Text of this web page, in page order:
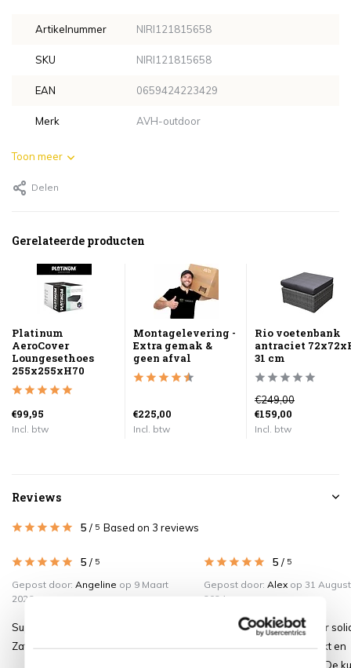
Artikelnummer NIRI121815658
SKU NIRI121815658
EAN 0659424223429
Merk AVH-outdoor
Toon meer
Delen
Gerelateerde producten
Platinum
AeroCover
Loungesethoes
255x255xH70
€99,95
Incl. btw
Montagelevering -
Extra gemak &
geen afval
€225,00
Incl. btw
Rio voetenbank
antraciet
31 cm
€249,00
€159,00
Incl. btw
Reviews
5 / 5 Based on 3 reviews
5 / 5
Gepost door: Angeline op 9 Maart
2026
Super mooi set zit heerlijk
Zat alleen 1 naadje los bij een kussen
5 / 5
Gepost door: Alex op 31
2024
In 1 woord geweldig. Zeer
loungeset, mooi afgewerkt en
eenvoudig te installeren. De